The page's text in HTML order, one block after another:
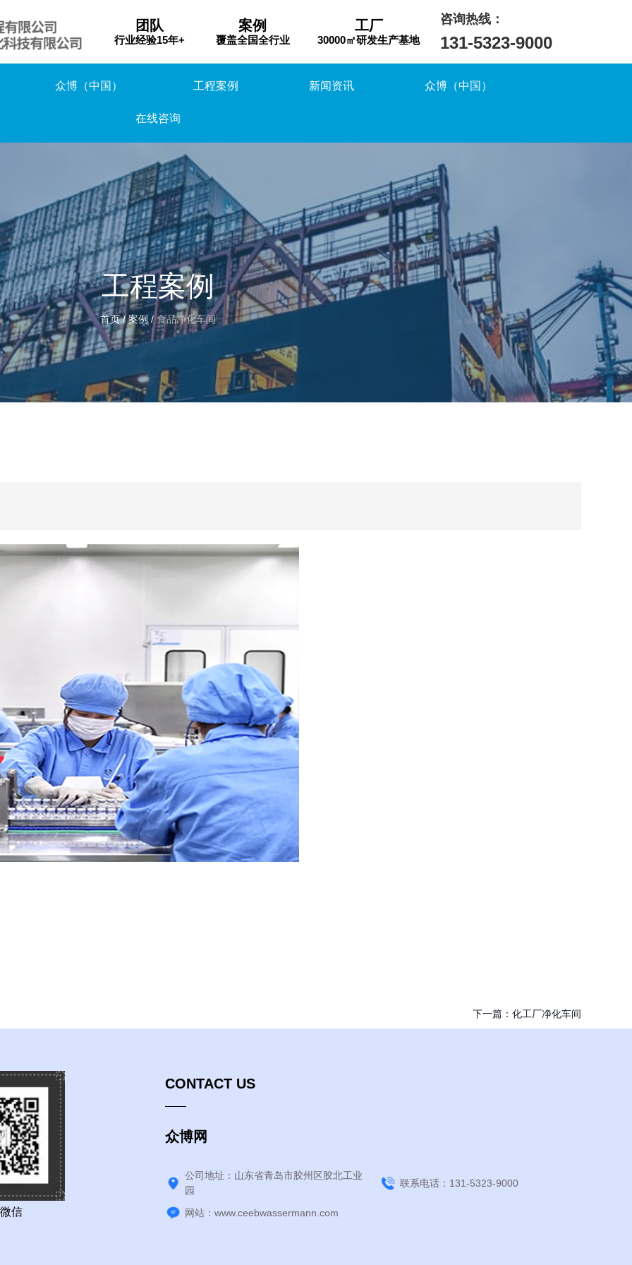
团队
行业经验15年+
案例
覆盖全国全行业
工厂
30000㎡研发生产基地
咨询热线：
131-5323-9000
众博（中国） 工程案例 新闻资讯 众博（中国）
在线咨询
工程案例
首页/案例 /食品净化车间
下一篇： 化工厂净化车间
信
CONTACT US
众博网
公司地址：山东省青岛市胶州区胶北工业
园
联系电话：131-5323-9000
网站：www.ceebwassermann.com